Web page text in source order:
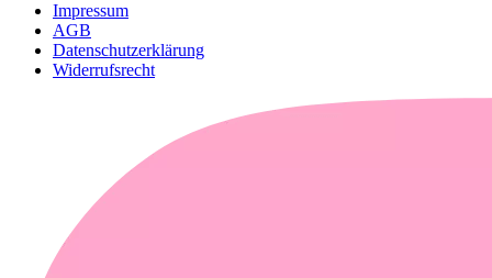
Impressum
AGB
Datenschutzerklärung
Widerrufsrecht